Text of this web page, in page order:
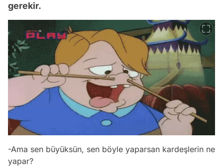
gerekir.
-Ama sen büyüksün, sen böyle yaparsan kardeşlerin ne
yapar?